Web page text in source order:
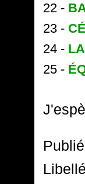
22 -
23 -
24 -
25 -